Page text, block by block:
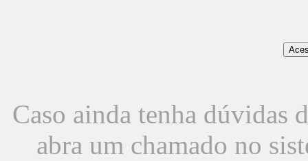
Caso ainda tenha dúvidas
abra um chamado no